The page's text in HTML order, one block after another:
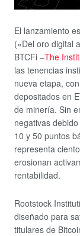
El lanzamiento
(«Del oro digital
BTCFi –The
las tenencias
nueva etapa,
depositados en
de minería. Sin
negativas
10 y 50 puntos
representa
erosionan
rentabilidad.
Rootstock
diseñado para
titulares de